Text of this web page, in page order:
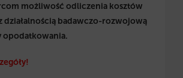
możliwość odliczenia kosztów
działalnością badawczo-rozwojową
opodatkowania.